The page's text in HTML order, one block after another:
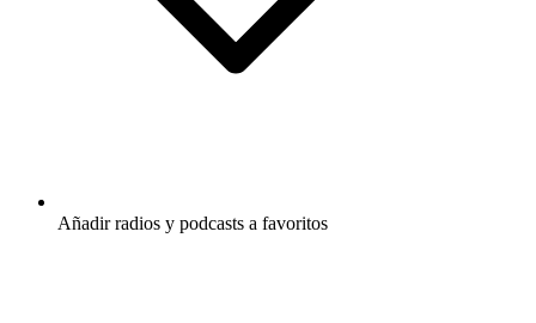
Añadir radios y podcasts a favoritos